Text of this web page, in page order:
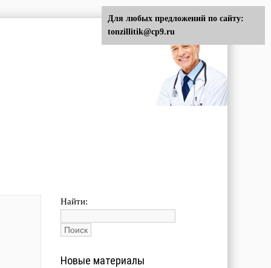
Найти:
Новые материалы
Для любых предложений по сайту:
tonzillitik@cp9.ru